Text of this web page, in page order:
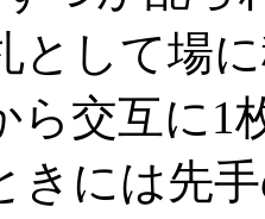
として場
ら交互に1
きには先